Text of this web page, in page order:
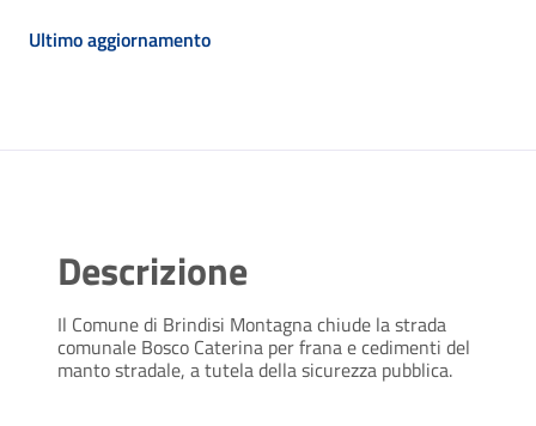
Ultimo aggiornamento
Descrizione
Il Comune di Brindisi Montagna chiude la strada
comunale Bosco Caterina per frana e cedimenti del
manto stradale, a tutela della sicurezza pubblica.